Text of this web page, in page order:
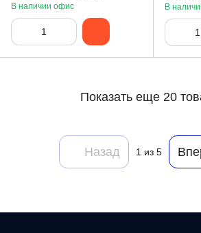
В наличии офис
В
Показать еще 20
Назад 1 из 5